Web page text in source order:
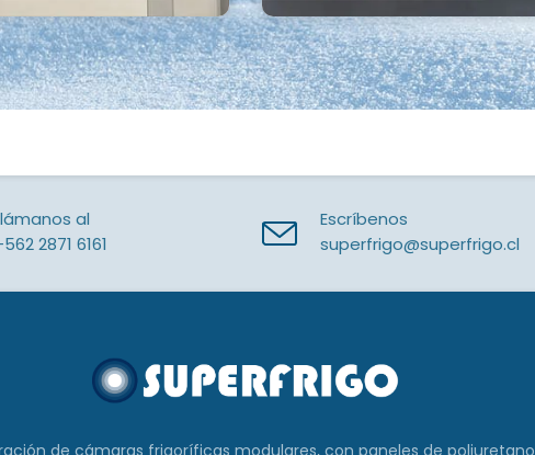
al
2871 6161
Escríbenos
superfrigo@superfrigo.cl